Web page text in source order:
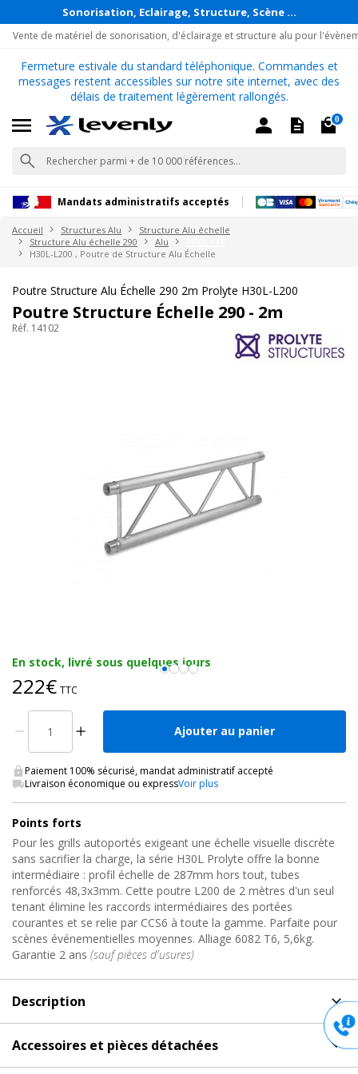
Sonorisation, Eclairage, Structure, Scène ...
Vente de matériel de sonorisation, d'éclairage et structure alu pour
Fermeture estivale du standard téléphonique. Commandes et
messages restent accessibles sur notre site internet, avec des
délais de traitement légèrement rallongés.
0
Mandats administratifs acceptés
Accueil Structures Alu
Structure Alu échelle
Structure Alu échelle 290
Alu
H30L-L200 , Poutre de Structure Alu Échelle
Poutre Structure Alu Échelle 290 2m Prolyte H30L-L200
Poutre Structure Échelle 290 - 2m
Réf. 14102
En stock, livré sous quelques jours
222€ TTC
Ajouter au panier
Paiement 100% sécurisé, mandat administratif accepté
Livraison économique ou expressVoir plus
Points forts
Pour les grills autoportés exigeant une échelle visuelle discrète
sans sacrifier la charge, la série H30L Prolyte offre la bonne
intermédiaire : profil échelle de 287mm hors tout, tubes
renforcés 48,3x3mm. Cette poutre L200 de 2 mètres d'un seul
tenant élimine les raccords intermédiaires des portées
courantes et se relie par CCS6 à toute la gamme. Parfaite pour
scènes événementielles moyennes. Alliage 6082 T6, 5,6kg.
Garantie 2 ans (sauf pièces d'usures)
Description
de Poutre de Structure Alu Échelle, H30L-L200
Prolyte
Accessoires et pièces détachées